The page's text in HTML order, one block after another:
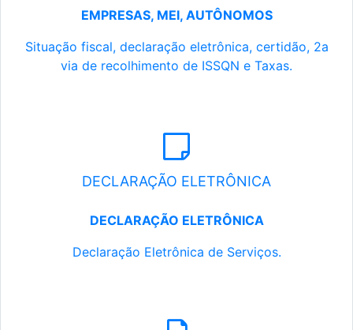
EMPRESAS, MEI, AUTÔNOMOS
Situação fiscal, declaração eletrônica, certidão, 2a
via de recolhimento de ISSQN e Taxas.
DECLARAÇÃO ELETRÔNICA
DECLARAÇÃO ELETRÔNICA
Declaração Eletrônica de Serviços.